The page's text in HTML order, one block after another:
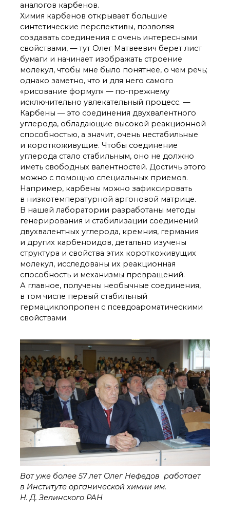
аналогов карбенов.
Химия карбенов открывает большие
синтетические перспективы, позволяя
создавать соединения с очень интересными
свойствами, — тут Олег Матвеевич берет лист
бумаги и начинает изображать строение
молекул, чтобы мне было понятнее, о чем речь;
однако заметно, что и для него самого
«рисование формул» — по-прежнему
исключительно увлекательный процесс. —
Карбены — это соединения двухвалентного
углерода, обладающие высокой реакционной
способностью, а значит, очень нестабильные
и короткоживущие. Чтобы соединение
углерода стало стабильным, оно не должно
иметь свободных валентностей. Достичь этого
можно с помощью специальных приемов.
Например, карбены можно зафиксировать
в низкотемпературной аргоновой матрице.
В нашей лаборатории разработаны методы
генерирования и стабилизации соединений
двухвалентных углерода, кремния, германия
и других карбеноидов, детально изучены
структура и свойства этих короткоживущих
молекул, исследованы их реакционная
способность и механизмы превращений.
А главное, получены необычные соединения,
в том числе первый стабильный
гермациклопропен с псевдоароматическими
свойствами.
Вот уже более 57 лет Олег Нефедов работает
в Институте органической химии им.
Н. Д. Зелинского РАН